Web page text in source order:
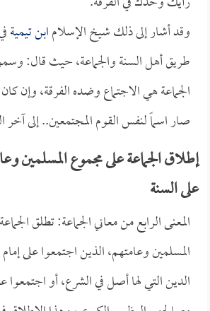
وقد أشار إلى ذلك شيخ الإسلامابن تيمية
طريق أهل السنة والجماعة، حيث قال:
الجماعة هي الاجتماع وضده الفرقة، وإن
صار اسماً لنفس القوم المجتمعين.. إلى آخر
إطلاق الجماعة على مجموع المسلمين
على السنة
المعنى الرابع من معاني الجماعة: تطلق
المسلمين وعامتهم، الذين اجتمعوا على
الدين التي لها أصل في الشرع، أو